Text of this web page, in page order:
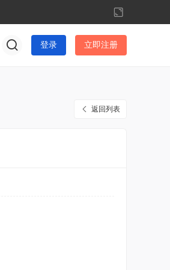
切
换
到
宽
登录 立即注册
返回列表